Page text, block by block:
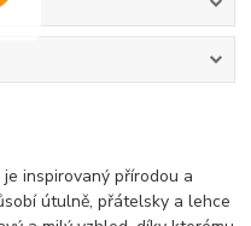
je inspirovaný přírodou a
útulně, přátelsky a lehce